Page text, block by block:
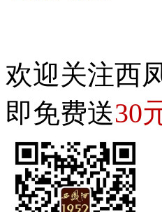
欢迎关注西
即免费送30